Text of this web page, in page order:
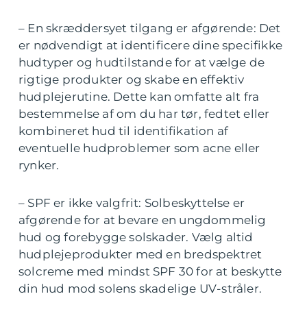
– En skræddersyet tilgang er afgørende: Det
er nødvendigt at identificere dine specifikke
hudtyper og hudtilstande for at vælge de
rigtige produkter og skabe en effektiv
hudplejerutine. Dette kan omfatte alt fra
bestemmelse af om du har tør, fedtet eller
kombineret hud til identifikation af
eventuelle hudproblemer som acne eller
rynker.
– SPF er ikke valgfrit: Solbeskyttelse er
afgørende for at bevare en ungdommelig
hud og forebygge solskader. Vælg altid
hudplejeprodukter med en bredspektret
solcreme med mindst SPF 30 for at beskytte
din hud mod solens skadelige UV-stråler.